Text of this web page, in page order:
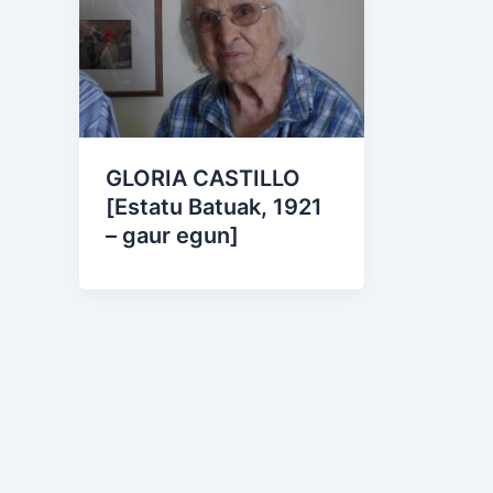
GLORIA CASTILLO
[Estatu Batuak, 1921
– gaur egun]